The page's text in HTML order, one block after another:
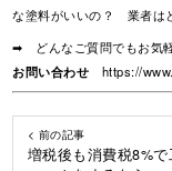
な塗料がいいの？ 業者は
➡ どんなご質問でもお気
お問い合わせ
https://
< 前の記事
増税後も消費税8%